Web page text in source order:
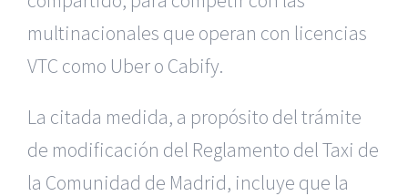
multinacionales que operan con licencias
VTC como Uber o Cabify.
La citada medida, a propósito del trámite
de modificación del Reglamento del Taxi de
la Comunidad de Madrid, incluye que la